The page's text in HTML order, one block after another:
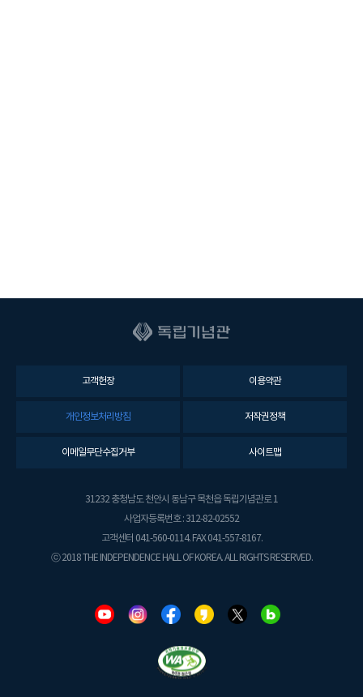
고객헌장 이용약관
개인정보처리방침 저작권정책
이메일무단수집거부 사이트맵
31232 충청남도 천안시 동남구 목천읍 독립기념관로 1
사업자등록번호 : 312-82-02552
고객센터 041-560-0114. FAX 041-557-8167.
ⓒ 2018 THE INDEPENDENCE HALL OF KOREA. ALL RIGHTS RESERVED.